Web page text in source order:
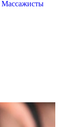
Массажисты